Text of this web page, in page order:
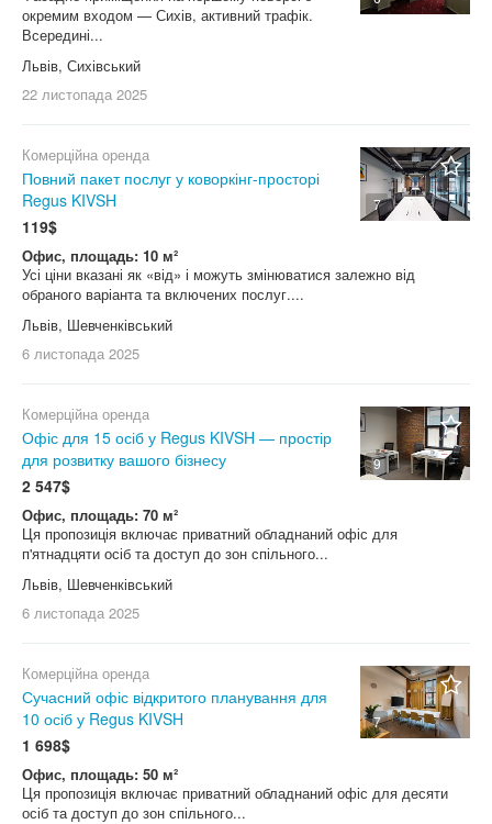
окремим входом — Сихів, активний трафік.
Всередині...
Львів, Сихівський
22 листопада 2025
7
Комерційна оренда
Повний пакет послуг у коворкінг-просторі
Regus KIVSH
119$
Офис, площадь: 10 м²
Усі ціни вказані як «від» і можуть змінюватися залежно від
обраного варіанта та включених послуг....
Львів, Шевченківський
6 листопада 2025
9
Комерційна оренда
Офіс для 15 осіб у Regus KIVSH — простір
для розвитку вашого бізнесу
2 547$
Офис, площадь: 70 м²
Ця пропозиція включає приватний обладнаний офіс для
п'ятнадцяти осіб та доступ до зон спільного...
Львів, Шевченківський
6 листопада 2025
7
Комерційна оренда
Сучасний офіс відкритого планування для
10 осіб у Regus KIVSH
1 698$
Офис, площадь: 50 м²
Ця пропозиція включає приватний обладнаний офіс для десяти
осіб та доступ до зон спільного...